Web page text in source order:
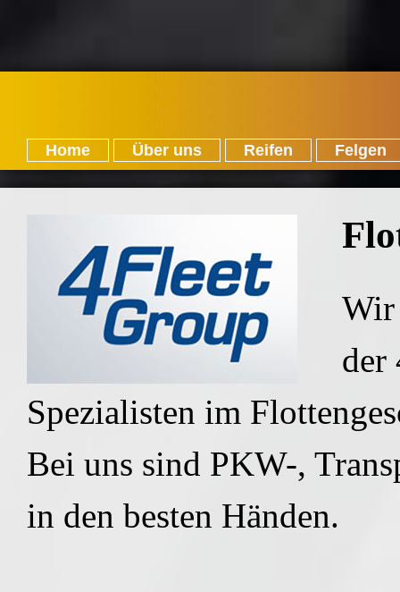
Home Über uns Reifen Felgen
Wir
der
Spezialisten im
Bei uns sind PKW-,
in den besten Händen.